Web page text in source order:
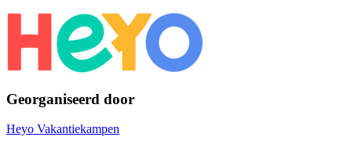
Georganiseerd door
Heyo Vakantiekampen